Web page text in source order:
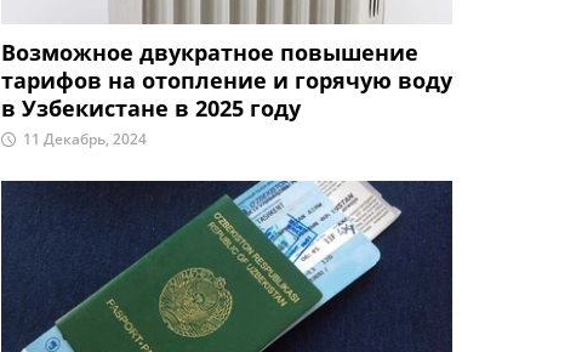
Возможное двукратное повышение
тарифов на отопление и горячую воду
в Узбекистане в 2025 году
11 Декабрь, 2024